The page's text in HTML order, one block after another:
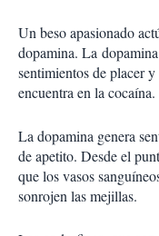
Un beso apasionado
dopamina. La
sentimientos de placer
encuentra en la cocaína.
La dopamina genera
de apetito. Desde el
que los vasos
sonrojen las mejillas.